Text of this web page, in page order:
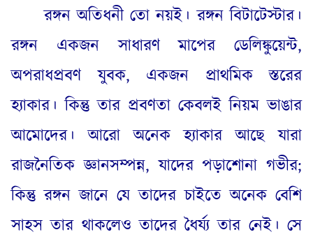
রঙ্গন অতিধনী তো নয়ই। রঙ্গন বিটাটেস্টার।
রঙ্গন একজন সাধারণ মাপের ডেলিঙ্কুয়েন্ট,
অপরাধপ্রবণ যুবক, একজন প্রাথমিক স্তরের
হ্যাকার। কিন্তু তার প্রবণতা কেবলই নিয়ম ভাঙার
আমোদের। আরো অনেক হ্যাকার আছে যারা
রাজনৈতিক জ্ঞানসম্পন্ন,যাদের পড়াশোনা গভীর;
কিন্তু রঙ্গন জানে যে তাদের চাইতে অনেক বেশি
সাহস তার থাকলেও তাদের ধৈর্য্য তার নেই। সে